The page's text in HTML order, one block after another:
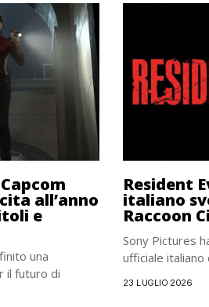
all’anno
e
una
il futuro di
Resident
italiano
Raccoon
Sony Pictures
ufficiale italiano
23 LUGLIO 2026